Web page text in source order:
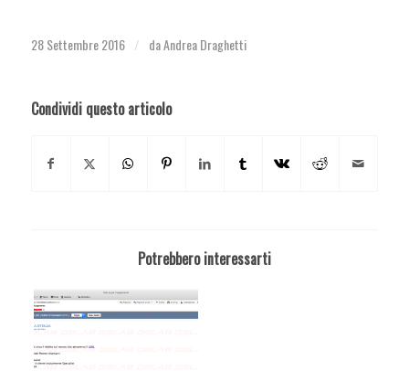
28 Settembre 2016 / daAndrea Draghetti
Condividi questo articolo
Potrebbero interessarti